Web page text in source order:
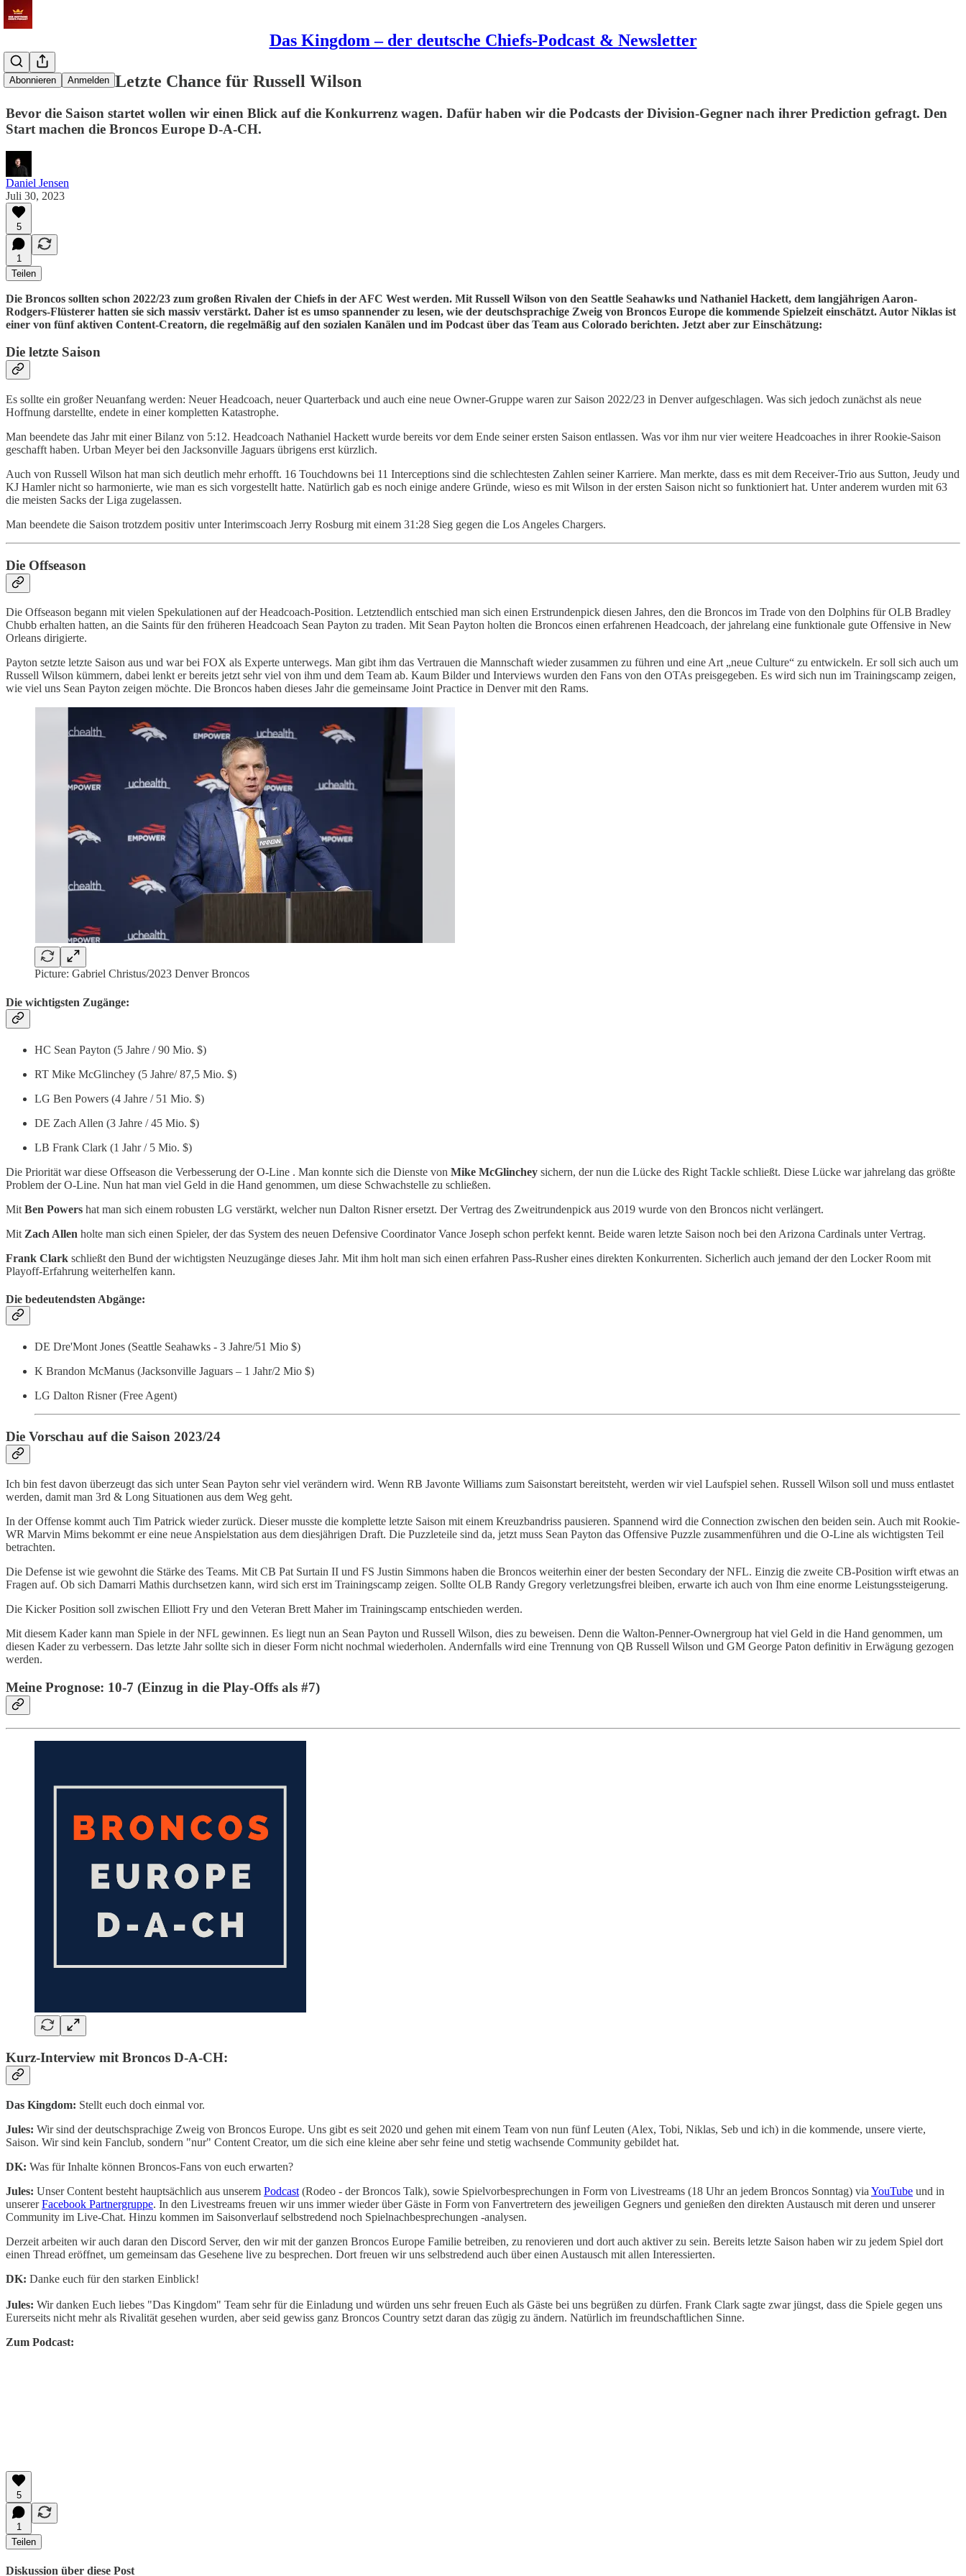
Das Kingdom – der deutsche Chiefs-Podcast & Newsletter
Abonnieren Anmelden
Rival-Review: Letzte Chance für Russell Wilson
Bevor die Saison startet wollen wir einen Blick auf die Konkurrenz wagen. Dafür haben wir die Podcasts der Division-Gegner nach ihrer Prediction gefragt. Den
Start machen die Broncos Europe D-A-CH.
Daniel Jensen
Juli 30, 2023
5
1
Teilen
Die Broncos sollten schon 2022/23 zum großen Rivalen der Chiefs in der AFC West werden. Mit Russell Wilson von den Seattle Seahawks und Nathaniel Hackett, dem langjährigen Aaron-
Rodgers-Flüsterer hatten sie sich massiv verstärkt. Daher ist es umso spannender zu lesen, wie der deutschsprachige Zweig von Broncos Europe die kommende Spielzeit einschätzt. Autor Niklas ist
einer von fünf aktiven Content-Creatorn, die regelmäßig auf den sozialen Kanälen und im Podcast über das Team aus Colorado berichten. Jetzt aber zur Einschätzung:
Die letzte Saison
Es sollte ein großer Neuanfang werden: Neuer Headcoach, neuer Quarterback und auch eine neue Owner-Gruppe waren zur Saison 2022/23 in Denver aufgeschlagen. Was sich jedoch zunächst als neue
Hoffnung darstellte, endete in einer kompletten Katastrophe.
Man beendete das Jahr mit einer Bilanz von 5:12. Headcoach Nathaniel Hackett wurde bereits vor dem Ende seiner ersten Saison entlassen. Was vor ihm nur vier weitere Headcoaches in ihrer Rookie-Saison
geschafft haben. Urban Meyer bei den Jacksonville Jaguars übrigens erst kürzlich.
Auch von Russell Wilson hat man sich deutlich mehr erhofft. 16 Touchdowns bei 11 Interceptions sind die schlechtesten Zahlen seiner Karriere. Man merkte, dass es mit dem Receiver-Trio aus Sutton, Jeudy und
KJ Hamler nicht so harmonierte, wie man es sich vorgestellt hatte. Natürlich gab es noch einige andere Gründe, wieso es mit Wilson in der ersten Saison nicht so funktioniert hat. Unter anderem wurden mit 63
die meisten Sacks der Liga zugelassen.
Man beendete die Saison trotzdem positiv unter Interimscoach Jerry Rosburg mit einem 31:28 Sieg gegen die Los Angeles Chargers.
Die Offseason
Die Offseason begann mit vielen Spekulationen auf der Headcoach-Position. Letztendlich entschied man sich einen Erstrundenpick diesen Jahres, den die Broncos im Trade von den Dolphins für OLB Bradley
Chubb erhalten hatten, an die Saints für den früheren Headcoach Sean Payton zu traden. Mit Sean Payton holten die Broncos einen erfahrenen Headcoach, der jahrelang eine funktionale gute Offensive in New
Orleans dirigierte.
Payton setzte letzte Saison aus und war bei FOX als Experte unterwegs. Man gibt ihm das Vertrauen die Mannschaft wieder zusammen zu führen und eine Art „neue Culture“ zu entwickeln. Er soll sich auch um
Russell Wilson kümmern, dabei lenkt er bereits jetzt sehr viel von ihm und dem Team ab. Kaum Bilder und Interviews wurden den Fans von den OTAs preisgegeben. Es wird sich nun im Trainingscamp zeigen,
wie viel uns Sean Payton zeigen möchte. Die Broncos haben dieses Jahr die gemeinsame Joint Practice in Denver mit den Rams.
Picture: Gabriel Christus/2023 Denver Broncos
Die wichtigsten Zugänge:
HC Sean Payton (5 Jahre / 90 Mio. $)
RT Mike McGlinchey (5 Jahre/ 87,5 Mio. $)
LG Ben Powers (4 Jahre / 51 Mio. $)
DE Zach Allen (3 Jahre / 45 Mio. $)
LB Frank Clark (1 Jahr / 5 Mio. $)
Die Priorität war diese Offseason die Verbesserung der O-Line . Man konnte sich die Dienste von Mike McGlinchey sichern, der nun die Lücke des Right Tackle schließt. Diese Lücke war jahrelang das größte
Problem der O-Line. Nun hat man viel Geld in die Hand genommen, um diese Schwachstelle zu schließen.
Mit Ben Powers hat man sich einem robusten LG verstärkt, welcher nun Dalton Risner ersetzt. Der Vertrag des Zweitrundenpick aus 2019 wurde von den Broncos nicht verlängert.
Mit Zach Allen holte man sich einen Spieler, der das System des neuen Defensive Coordinator Vance Joseph schon perfekt kennt. Beide waren letzte Saison noch bei den Arizona Cardinals unter Vertrag.
Frank Clark schließt den Bund der wichtigsten Neuzugänge dieses Jahr. Mit ihm holt man sich einen erfahren Pass-Rusher eines direkten Konkurrenten. Sicherlich auch jemand der den Locker Room mit
Playoff-Erfahrung weiterhelfen kann.
Die bedeutendsten Abgänge:
DE Dre'Mont Jones (Seattle Seahawks - 3 Jahre/51 Mio $)
K Brandon McManus (Jacksonville Jaguars – 1 Jahr/2 Mio $)
LG Dalton Risner (Free Agent)
Die Vorschau auf die Saison 2023/24
Ich bin fest davon überzeugt das sich unter Sean Payton sehr viel verändern wird. Wenn RB Javonte Williams zum Saisonstart bereitsteht, werden wir viel Laufspiel sehen. Russell Wilson soll und muss entlastet
werden, damit man 3rd & Long Situationen aus dem Weg geht.
In der Offense kommt auch Tim Patrick wieder zurück. Dieser musste die komplette letzte Saison mit einem Kreuzbandriss pausieren. Spannend wird die Connection zwischen den beiden sein. Auch mit Rookie-
WR Marvin Mims bekommt er eine neue Anspielstation aus dem diesjährigen Draft. Die Puzzleteile sind da, jetzt muss Sean Payton das Offensive Puzzle zusammenführen und die O-Line als wichtigsten Teil
betrachten.
Die Defense ist wie gewohnt die Stärke des Teams. Mit CB Pat Surtain II und FS Justin Simmons haben die Broncos weiterhin einer der besten Secondary der NFL. Einzig die zweite CB-Position wirft etwas an
Fragen auf. Ob sich Damarri Mathis durchsetzen kann, wird sich erst im Trainingscamp zeigen. Sollte OLB Randy Gregory verletzungsfrei bleiben, erwarte ich auch von Ihm eine enorme Leistungssteigerung.
Die Kicker Position soll zwischen Elliott Fry und den Veteran Brett Maher im Trainingscamp entschieden werden.
Mit diesem Kader kann man Spiele in der NFL gewinnen. Es liegt nun an Sean Payton und Russell Wilson, dies zu beweisen. Denn die Walton-Penner-Ownergroup hat viel Geld in die Hand genommen, um
diesen Kader zu verbessern. Das letzte Jahr sollte sich in dieser Form nicht nochmal wiederholen. Andernfalls wird eine Trennung von QB Russell Wilson und GM George Paton definitiv in Erwägung gezogen
werden.
Meine Prognose: 10-7 (Einzug in die Play-Offs als #7)
Kurz-Interview mit Broncos D-A-CH:
Das Kingdom: Stellt euch doch einmal vor.
Jules: Wir sind der deutschsprachige Zweig von Broncos Europe. Uns gibt es seit 2020 und gehen mit einem Team von nun fünf Leuten (Alex, Tobi, Niklas, Seb und ich) in die kommende, unsere vierte,
Saison. Wir sind kein Fanclub, sondern "nur" Content Creator, um die sich eine kleine aber sehr feine und stetig wachsende Community gebildet hat.
DK: Was für Inhalte können Broncos-Fans von euch erwarten?
Jules: Unser Content besteht hauptsächlich aus unserem Podcast (Rodeo - der Broncos Talk), sowie Spielvorbesprechungen in Form von Livestreams (18 Uhr an jedem Broncos Sonntag) via YouTube und in
unsererFacebook Partnergruppe. In den Livestreams freuen wir uns immer wieder über Gäste in Form von Fanvertretern des jeweiligen Gegners und genießen den direkten Austausch mit deren und unserer
Community im Live-Chat. Hinzu kommen im Saisonverlauf selbstredend noch Spielnachbesprechungen -analysen.
Derzeit arbeiten wir auch daran den Discord Server, den wir mit der ganzen Broncos Europe Familie betreiben, zu renovieren und dort auch aktiver zu sein. Bereits letzte Saison haben wir zu jedem Spiel dort
einen Thread eröffnet, um gemeinsam das Gesehene live zu besprechen. Dort freuen wir uns selbstredend auch über einen Austausch mit allen Interessierten.
DK: Danke euch für den starken Einblick!
Jules: Wir danken Euch liebes "Das Kingdom" Team sehr für die Einladung und würden uns sehr freuen Euch als Gäste bei uns begrüßen zu dürfen. Frank Clark sagte zwar jüngst, dass die Spiele gegen uns
Eurerseits nicht mehr als Rivalität gesehen wurden, aber seid gewiss ganz Broncos Country setzt daran das zügig zu ändern. Natürlich im freundschaftlichen Sinne.
Zum Podcast:
5
1
Teilen
Diskussion über diese Post